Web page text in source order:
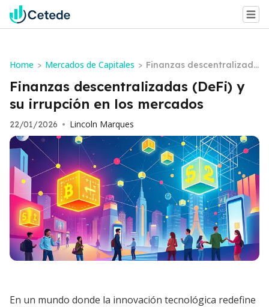
Home > Mercados de Capitales > Finanzas descentralizada
s (DeFi) y su irrupción en l
os mercados
Finanzas descentralizadas (DeFi) y
su irrupción en los mercados
22/01/2026 • Lincoln Marques
En un mundo donde la innovación tecnológica redefine